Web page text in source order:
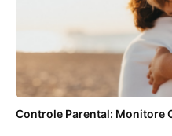
Controle Parental: Monitore